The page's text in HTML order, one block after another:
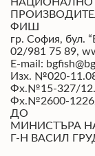
ФИШ
гр. София, бул.
02/981 75 89,
E-mail:
Изх. №020-
Фх.№15-327/
Фх.№2600-
ДО
МИНИСТЪРА
Г-Н ВАСИЛ